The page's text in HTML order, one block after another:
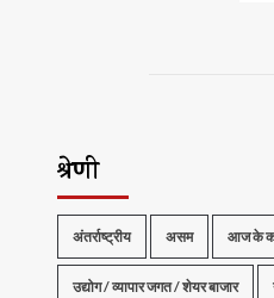
श्रेणी
अंतर्राष्ट्रीय असम आज के
उद्योग / व्यापार जगत / शेयर बाजार